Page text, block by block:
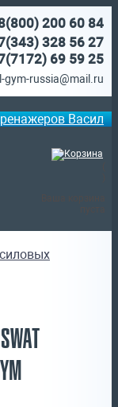
200 60 84
328 56 27
69 59 25
gym-russia@mail.ru
Васил